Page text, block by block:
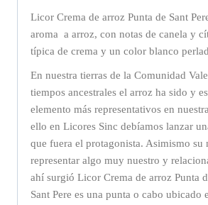
Licor Crema de arroz Punta de Sant
aroma a arroz, con notas de canela y
típica de crema y un color blanco
En nuestra tierras de la Comunidad
tiempos ancestrales el arroz ha sido y
elemento más representativos en
ello en Licores Sinc debíamos lanzar
que fuera el protagonista. Asimismo su
representar algo muy nuestro y
ahí surgió Licor Crema de arroz Punta
Sant Pere es una punta o cabo ubicado